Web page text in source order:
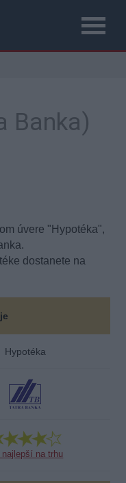
Banka)
úvere "Hypotéka",
dostanete na
Hypotéka
najlepší na trhu